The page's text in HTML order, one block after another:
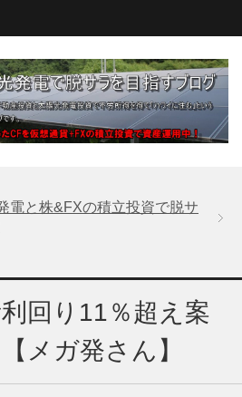
電と株&FXの積立投資で脱サ
回り11％超え案
メガ発さん】